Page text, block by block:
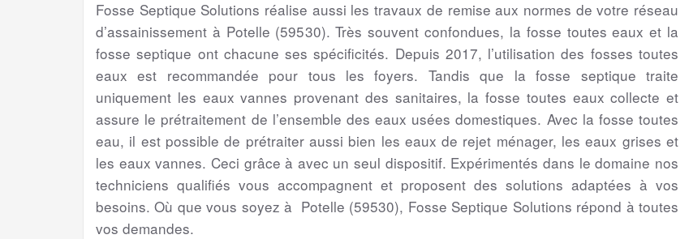
Fosse Septique Solutions réalise aussi les travaux de remise aux normes de votre réseau
d’assainissement à Potelle (59530). Très souvent confondues, la fosse toutes eaux et la
fosse septique ont chacune ses spécificités. Depuis 2017, l’utilisation des fosses toutes
eaux est recommandée pour tous les foyers. Tandis que la fosse septique traite
uniquement les eaux vannes provenant des sanitaires, la fosse toutes eaux collecte et
assure le prétraitement de l’ensemble des eaux usées domestiques. Avec la fosse toutes
eau, il est possible de prétraiter aussi bien les eaux de rejet ménager, les eaux grises et
les eaux vannes. Ceci grâce à avec un seul dispositif. Expérimentés dans le domaine nos
techniciens qualifiés vous accompagnent et proposent des solutions adaptées à vos
besoins. Où que vous soyez à Potelle (59530), Fosse Septique Solutions répond à toutes
vos demandes.